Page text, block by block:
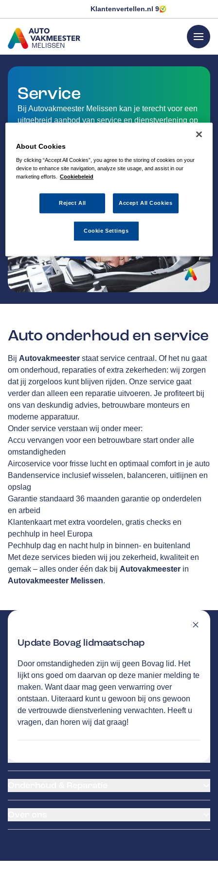
Klantenvertellen.nl 9
MELISSEN
GA NAAR DE HOMEPAGINA
menu
Service
Bij Autovakmeester Melissen kan je terecht voor een
uitgebreid aanbod van service en dienstverlening op
Auto onderhoud en service
Bij Autovakmeester staat service centraal. Of het nu gaat
om onderhoud, reparaties of extra zekerheden: wij zorgen
dat jij zorgeloos kunt blijven rijden. Onze service gaat
verder dan alleen een reparatie uitvoeren. Je profiteert bij
ons van deskundig advies, betrouwbare monteurs en
moderne apparatuur.
Onder service verstaan wij onder meer:
Accu vervangen voor een betrouwbare start onder alle
omstandigheden
Aircoservice voor frisse lucht en optimaal comfort in je auto
Bandenservice inclusief wisselen, balanceren, uitlijnen en
opslag
Garantie standaard 36 maanden garantie op onderdelen
en arbeid
Klantenkaart met extra voordelen, gratis checks en
pechhulp in heel Europa
Pechhulp dag en nacht hulp in binnen- en buitenland
Met deze services bieden wij jou zekerheid, kwaliteit en
gemak – alles onder één dak bij Autovakmeester in
Autovakmeester Melissen.
Update Bovag lidmaatschap
Door omstandigheden zijn wij geen Bovag lid. Het
lijkt ons goed om daarvan op deze manier melding te
maken. Want daar mag geen verwarring over
ontstaan. Uiteraard kunt u gewoon bij ons gewoon
de vertrouwde dienstverlening verwachten. Heeft u
vragen, dan horen wij dat graag!
MELISSEN
GA NAAR DE HOMEPAGINA
Route
Rijksstraatweg 152 ,3956CT Leersum
klanten waarderen Autovakmeester
Melissen gemiddeld met een 9.0
Banden service
Pechhulp
Schade en reparatie
About Cookies
By clicking “Accept All Cookies”, you agree to the storing of cookies on your
device to enhance site navigation, analyze site usage, and assist in our
marketing efforts.
Cookiebeleid
Reject All Accept All Cookies
Cookie Settings